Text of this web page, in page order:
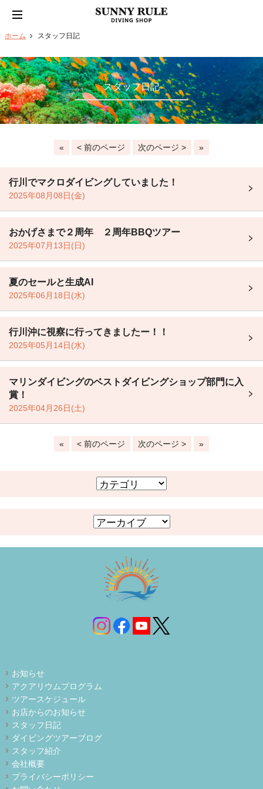
ホーム スタッフ日記
スタッフ日記
« < 前のページ 次のページ > »
行川でマクロダイビングしていました！
2025年08月08日(金)
おかげさまで２周年 ２周年BBQツアー
2025年07月13日(日)
夏のセールと生成AI
2025年06月18日(水)
行川沖に視察に行ってきましたー！！
2025年05月14日(水)
マリンダイビングのベストダイビングショップ部門に入
賞！
2025年04月26日(土)
« < 前のページ 次のページ > »
お知らせ
アクアリウムプログラム
ツアースケジュール
お店からのお知らせ
スタッフ日記
ダイビングツアーブログ
スタッフ紹介
会社概要
プライバシーポリシー